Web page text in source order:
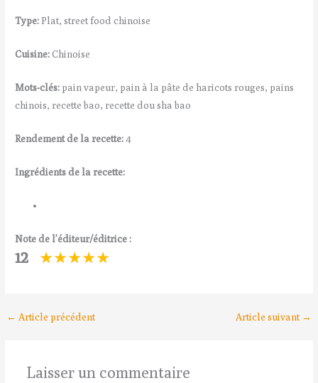
Type: Plat, street food chinoise
Cuisine:Chinoise
Mots-clés: pain vapeur, pain à la pâte de haricots rouges, pains
chinois, recette bao, recette dou sha bao
Rendement de la recette:4
Ingrédients de la recette:
Note de l’éditeur/éditrice :
12
← Article précédent Article suivant →
Laisser un commentaire